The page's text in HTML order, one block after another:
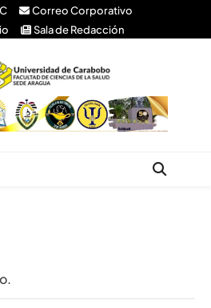
Correo Corporativo
Sala de Redacción
de Ciencias
de Carabobo Núcleo Aragua